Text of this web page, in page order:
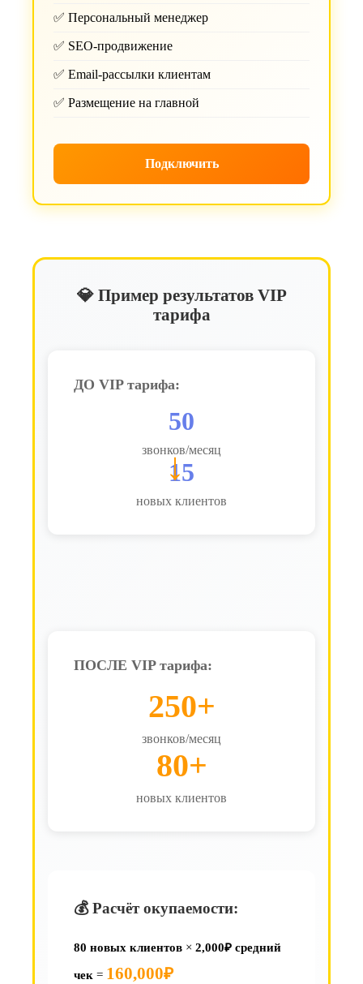
✅ Персональный менеджер
✅ SEO-продвижение
✅ Email-рассылки клиентам
✅ Размещение на главной
Подключить
💎 Пример результатов VIP
тарифа
ДО VIP тарифа:
50
звонков/месяц
15
новых клиентов
→
ПОСЛЕ VIP тарифа:
250+
звонков/месяц
80+
новых клиентов
💰 Расчёт окупаемости:
80 новых клиентов × 2,000₽ средний
чек = 160,000₽